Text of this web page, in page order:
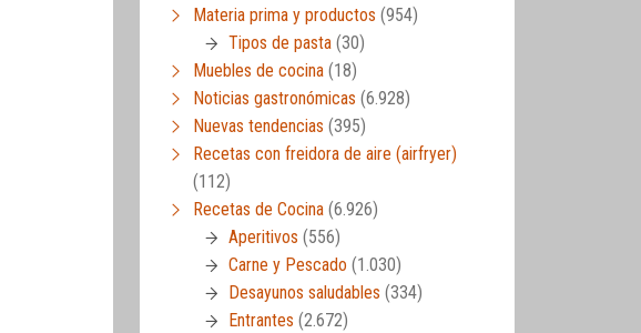
Materia prima y productos (954)
Tipos de pasta (30)
Muebles de cocina (18)
Noticias gastronómicas (6.928)
Nuevas tendencias (395)
Recetas con freidora de aire (airfryer)
(112)
Recetas de Cocina (6.926)
Aperitivos (556)
Carne y Pescado (1.030)
Desayunos saludables (334)
Entrantes (2.672)